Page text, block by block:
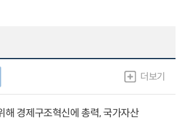
더보기
해 경제구조혁신에 총력, 국가자산